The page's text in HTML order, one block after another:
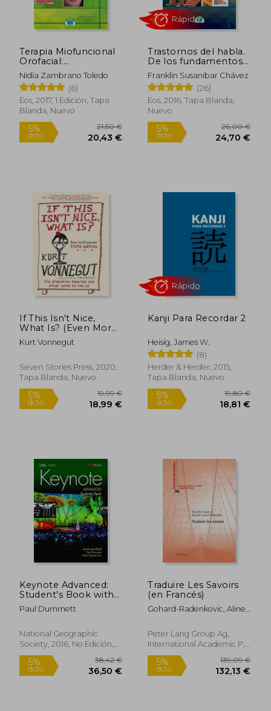
5%
dcto.
18,50 € 5%
dcto.
Terapia Miofuncional
Orofacial:
Actualización y
Nuevos Campos de
Actuación
Nidia Zambrano Toledo
(6)
Eos, 2017, 1 Edición, Tapa
Blanda, Nuevo
dcto.
Trastornos del habla.
De los fundamentos a
la evaluación
Franklin Susanibar Chávez
(26)
Eos, 2016, Tapa Blanda,
Nuevo
dcto.
If This Isn't Nice,
What Is? (Even More)
Expanded Third
Edition: The
and Other Words to
Live by (en Inglés)
Kurt Vonnegut
Seven Stories Press, 2020,
Tapa Blanda, Nuevo
5%
dcto.
19,99 €
Kanji Para Recordar 2
Heisig, James W.
(8)
Herder & Herder, 2015,
Tapa Blanda, Nuevo
5%
dcto.
Rápido
Keynote Advanced:
Student's Book with
DVD-ROM and Myelt
Online Workbook,
(en Inglés)
Paul Dummett
National Geographic
Society, 2016, No Edición,
Tapa Blanda, Nuevo
Traduire Les Savoirs
(en Francés)
Gohard-Radenkovic, Aline ;
Galli, Matilde
Peter Lang Group Ag,
International Academic P,
Tapa Blanda, Nuevo